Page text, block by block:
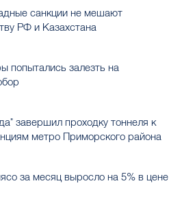
санкции не мешают
РФ и Казахстана
попытались залезть на
завершил проходку тоннеля к
метро Приморского района
за месяц выросло на 5% в цене